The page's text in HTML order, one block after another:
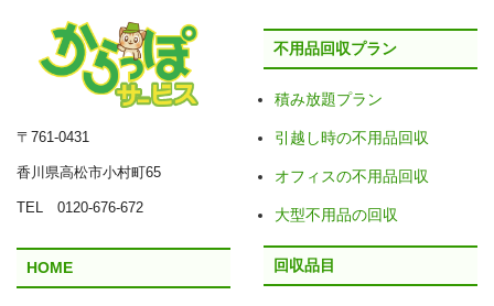
〒761-0431
香川県高松市小村町65
TEL 0120-676-672
HOME
不用品回収プラン
積み放題プラン
引越し時の不用品回収
オフィスの不用品回収
大型不用品の回収
回収品目